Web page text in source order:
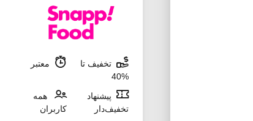
تخفیف تا
%40
معتبر
پیشنهاد
تخفیف‌دار
همه
کاربران